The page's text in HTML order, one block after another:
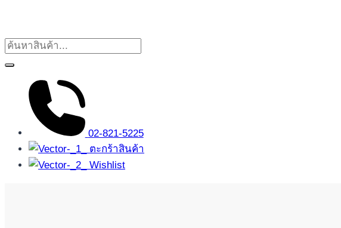
02-821-5225
ตะกร้าสินค้า
Wishlist